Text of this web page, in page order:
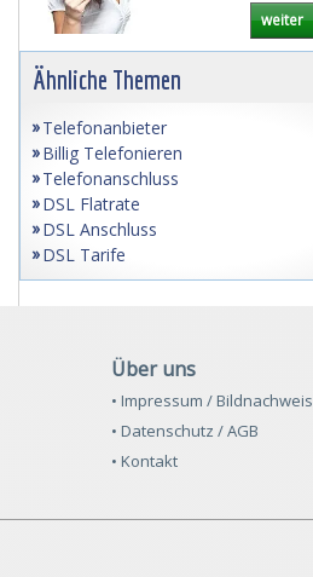
weiter
Ähnliche Themen
Telefonanbieter
Billig Telefonieren
Telefonanschluss
DSL Flatrate
DSL Anschluss
DSL Tarife
Über uns
• Impressum / Bildnachweis
• Datenschutz / AGB
• Kontakt